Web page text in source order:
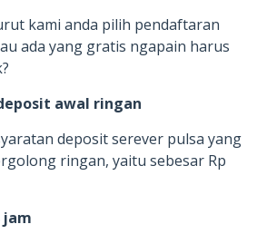
kami anda pilih pendaftaran
ada yang gratis ngapain harus
awal ringan
deposit serever pulsa yang
ringan, yaitu sebesar Rp
jam